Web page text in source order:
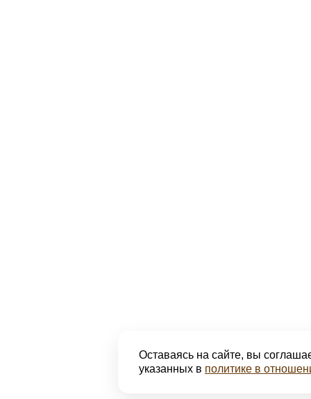
Оставаясь на сайте, вы
указанных в политике в